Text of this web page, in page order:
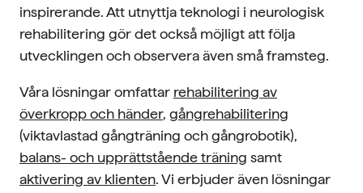
inspirerande. Att utnyttja teknologi i neurologisk
rehabilitering gör det också möjligt att följa
utvecklingen och observera även små framsteg.
Våra lösningar omfattar rehabilitering av
överkropp och händer, gångrehabilitering
(viktavlastad gångträning och gångrobotik),
balans- och upprättstående träning samt
aktivering av klienten. Vi erbjuder även lösningar